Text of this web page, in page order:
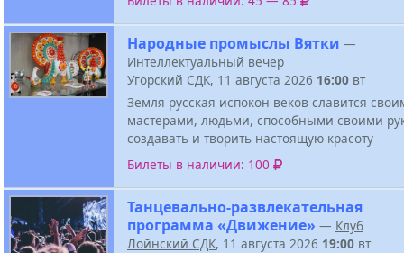
Народные промыслы Вятки —
Интеллектуальный вечер
Угорский СДК, 11 августа 2026 16:00 вт
Земля русская испокон веков славится
мастерами, людьми, способными своими
создавать и творить настоящую красоту
Билеты в наличии: 100
Танцевально-развлекательная
программа «Движение» — Клуб
Лойнский СДК, 11 августа 2026 19:00 вт